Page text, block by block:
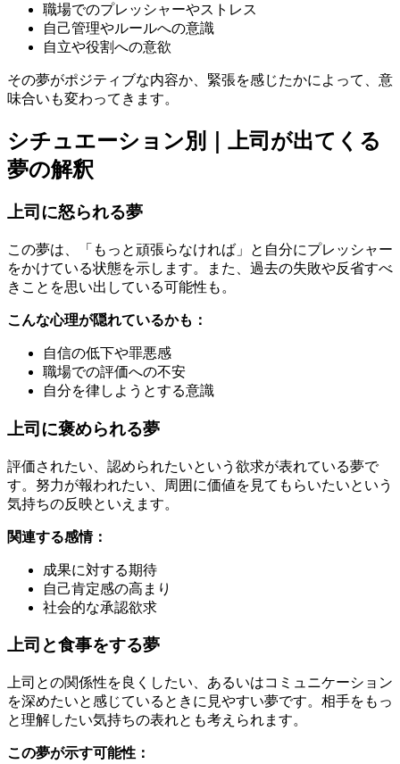
職場でのプレッシャーやストレス
自己管理やルールへの意識
自立や役割への意欲
その夢がポジティブな内容か、緊張を感じたかによって、意
味合いも変わってきます。
シチュエーション別｜上司が出てくる
夢の解釈
上司に怒られる夢
この夢は、「もっと頑張らなければ」と自分にプレッシャー
をかけている状態を示します。また、過去の失敗や反省すべ
きことを思い出している可能性も。
こんな心理が隠れているかも：
自信の低下や罪悪感
職場での評価への不安
自分を律しようとする意識
上司に褒められる夢
評価されたい、認められたいという欲求が表れている夢で
す。努力が報われたい、周囲に価値を見てもらいたいという
気持ちの反映といえます。
関連する感情：
成果に対する期待
自己肯定感の高まり
社会的な承認欲求
上司と食事をする夢
上司との関係性を良くしたい、あるいはコミュニケーション
を深めたいと感じているときに見やすい夢です。相手をもっ
と理解したい気持ちの表れとも考えられます。
この夢が示す可能性：